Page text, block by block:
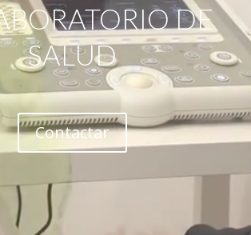
DE
SALUD
Contactar